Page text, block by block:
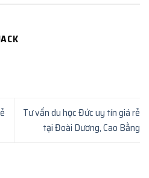
Tư vấn du học Đức uy tín giá rẻ
tại Đoài Dương, Cao Bằng